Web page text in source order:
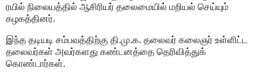
ரயில் நிலையத்தில் ஆசிரியர் தலைமையில் மறியல் செய்யும்
கழகத்தினர்.
இந்த தடியடி சம்பவத்திற்கு தி.மு.க. தலைவர் கலைஞர் உள்ளிட்ட
தலைவர்கள் அவர்களது கண்டனத்தை தெரிவித்துக்
கொண்டார்கள்.